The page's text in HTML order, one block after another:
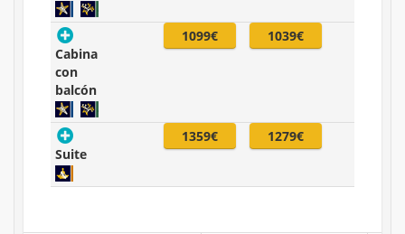
Cabina
con
balcón
1099€ 1039€
Suite
1359€ 1279€